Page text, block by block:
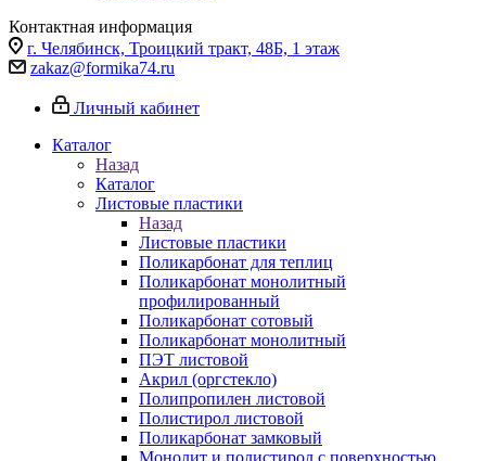
Контактная информация
г. Челябинск, Троицкий тракт, 48Б, 1 этаж
zakaz@formika74.ru
Личный кабинет
Каталог
Назад
Каталог
Листовые пластики
Назад
Листовые пластики
Поликарбонат для теплиц
Поликарбонат монолитный
профилированный
Поликарбонат сотовый
Поликарбонат монолитный
ПЭТ листовой
Акрил (оргстекло)
Полипропилен листовой
Полистирол листовой
Поликарбонат замковый
Монолит и полистирол с поверхностью